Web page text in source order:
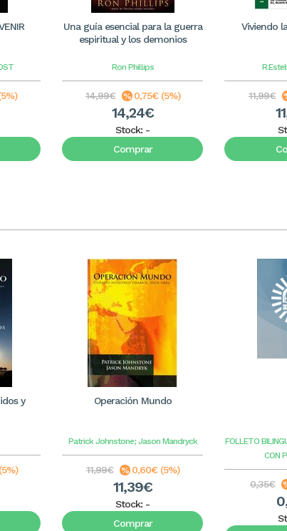
Una guía esencial para la guerra
espiritual y los demonios
Ron Phillips
14,99€ 0,75€ (5%)
14,24€
Stock: -
Comprar
Viviendo
11,99€
y
Operación Mundo
Patrick Johnstone; Jason Mandryck
11,99€ 0,60€ (5%)
11,39€
Stock: -
Comprar
FOLLETO
CON
0,35€